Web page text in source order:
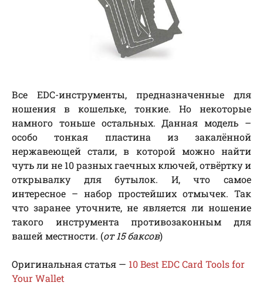
Все EDC-инструменты, предназначенные для
ношения в кошельке, тонкие. Но некоторые
намного тоньше остальных. Данная модель –
особо тонкая пластина из закалённой
нержавеющей стали, в которой можно найти
чуть ли не 10 разных гаечных ключей, отвёртку и
открывалку для бутылок. И, что самое
интересное – набор простейших отмычек. Так
что заранее уточните, не является ли ношение
такого инструмента противозаконным для
вашей местности. (от 15 баксов)
Оригинальная статья — 10 Best EDC Card Tools for
Your Wallet